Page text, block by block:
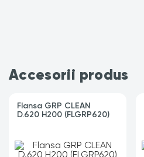
Accesorii produs
Flansa GRP CLEAN
D.620 H200 (FLGRP620)